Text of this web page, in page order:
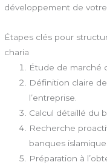
développement de
Étapes clés pour
charia
Étude de marché
Définition claire
l’entreprise.
Calcul détaillé du
Recherche
banques
Préparation à